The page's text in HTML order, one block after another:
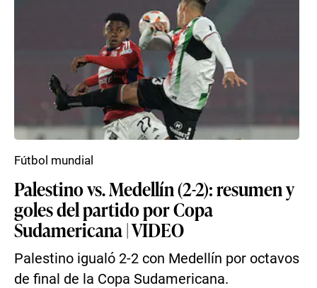
Palestino vs. Medellín (2-2): resumen y
goles del partido por Copa
Sudamericana | VIDEO
Palestino igualó 2-2 con Medellín por octavos
de final de la Copa Sudamericana.
Fútbol mundial